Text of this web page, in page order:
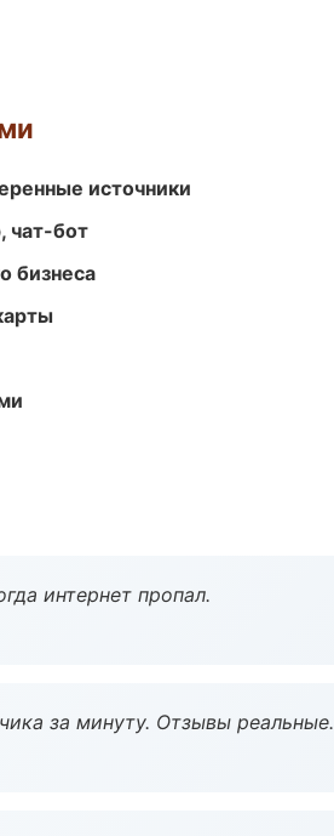
источники
чат-бот
бизнеса
интернет пропал.
за минуту. Отзывы реальные.